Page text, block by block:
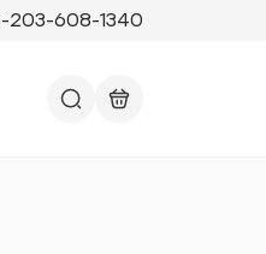
203-608-1340